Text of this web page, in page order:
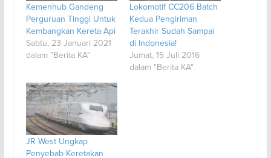
Kemenhub Gandeng
Perguruan Tinggi Untuk
Kembangkan Kereta Api
Sabtu, 23 Januari 2021
dalam "Berita KA"
Lokomotif CC206 Batch
Kedua Pengiriman
Terakhir Sudah Sampai
di Indonesia!
Jumat, 15 Juli 2016
dalam "Berita KA"
JR West Ungkap
Penyebab Keretakan